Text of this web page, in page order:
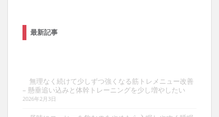
最新記事
無理なく続けて少しずつ強くなる筋トレメニュー改善
– 懸垂追い込みと体幹トレーニングを少し増やしたい
2026年2月3日